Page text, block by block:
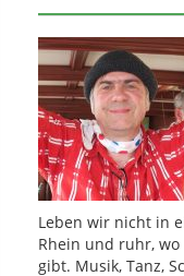
Leben wir nicht in
Rhein und ruhr,
gibt. Musik, Tanz,